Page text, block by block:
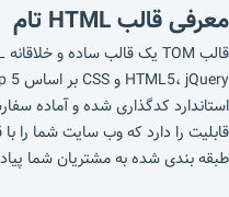
معرفی قالب HTML تام
استاندارد کدگذاری شده و آماده
قابلیت را دارد که وب سایت شما را
طبقه بندی شده به مشتریان شما